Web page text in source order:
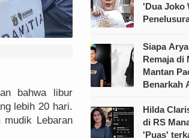
bahwa libur
lebih 20 hari.
Lebaran
'Dua Joko
Siapa
Remaja di
Mantan
Benarkah
Hilda
di RS
'Puas'